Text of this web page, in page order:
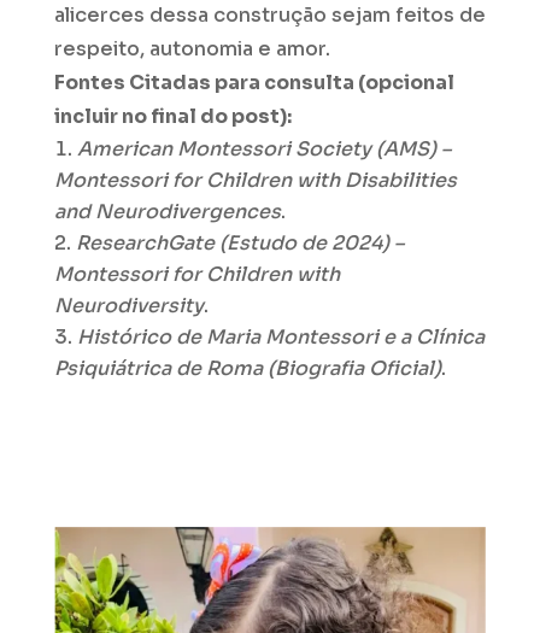
alicerces dessa construção sejam feitos de
respeito, autonomia e amor.
Fontes Citadas para consulta (opcional
incluir no final do post):
American Montessori Society (AMS) –
Montessori for Children with Disabilities
and Neurodivergences.
ResearchGate (Estudo de 2024) –
Montessori for Children with
Neurodiversity.
Histórico de Maria Montessori e a Clínica
Psiquiátrica de Roma (Biografia Oficial).